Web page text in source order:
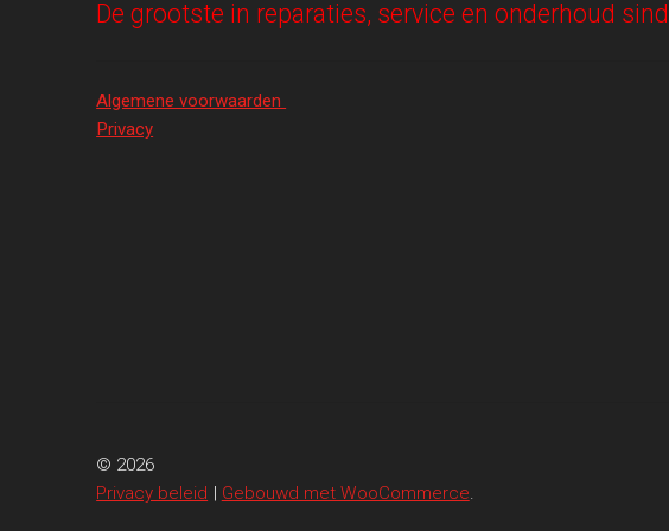
De grootste in reparaties, service en onderhoud
Algemene voorwaarden
Privacy
© 2026
Privacy beleid
Gebouwd met WooCommerce.